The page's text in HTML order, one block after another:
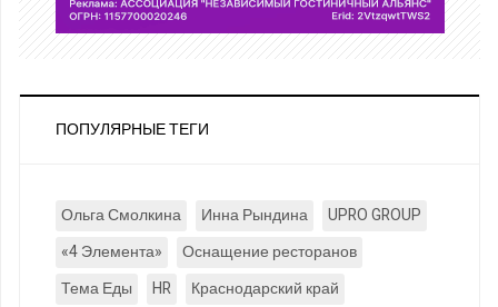
ПОПУЛЯРНЫЕ ТЕГИ
Ольга Смолкина Инна Рындина
UPRO GROUP
«4 Элемента»
Оснащение ресторанов
Тема Еды
HR
Краснодарский край